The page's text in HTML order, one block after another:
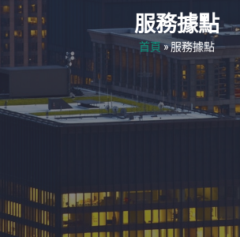
服務據點
首頁»服務據點